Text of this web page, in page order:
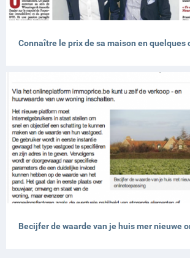
Connaître le prix de sa maison en quelques
Becijfer de waarde van je huis mer nieuwe